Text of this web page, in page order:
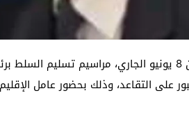
شهدت عمالة إقليم الناظور، يوم الاثنين 8 يونيو الجاري،
التقاعد، وذلك بحضور عامل